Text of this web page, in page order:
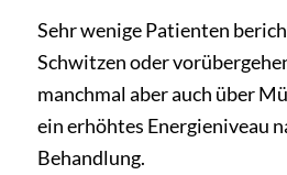
Sehr wenige Patienten
Schwitzen oder
manchmal aber auch über
ein erhöhtes Energieniveau
Behandlung.